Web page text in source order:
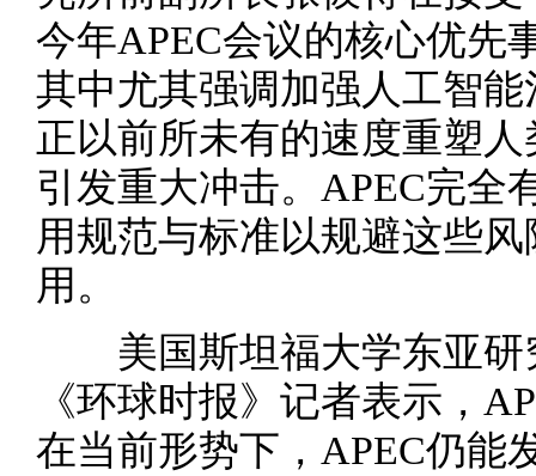
今年APEC会议的核心优先
其中尤其强调加强人工智
正以前所未有的速度重塑
引发重大冲击。APEC完全
用规范与标准以规避这些
用。
美国斯坦福大学东亚研
《环球时报》记者表示，
在当前形势下，APEC仍能